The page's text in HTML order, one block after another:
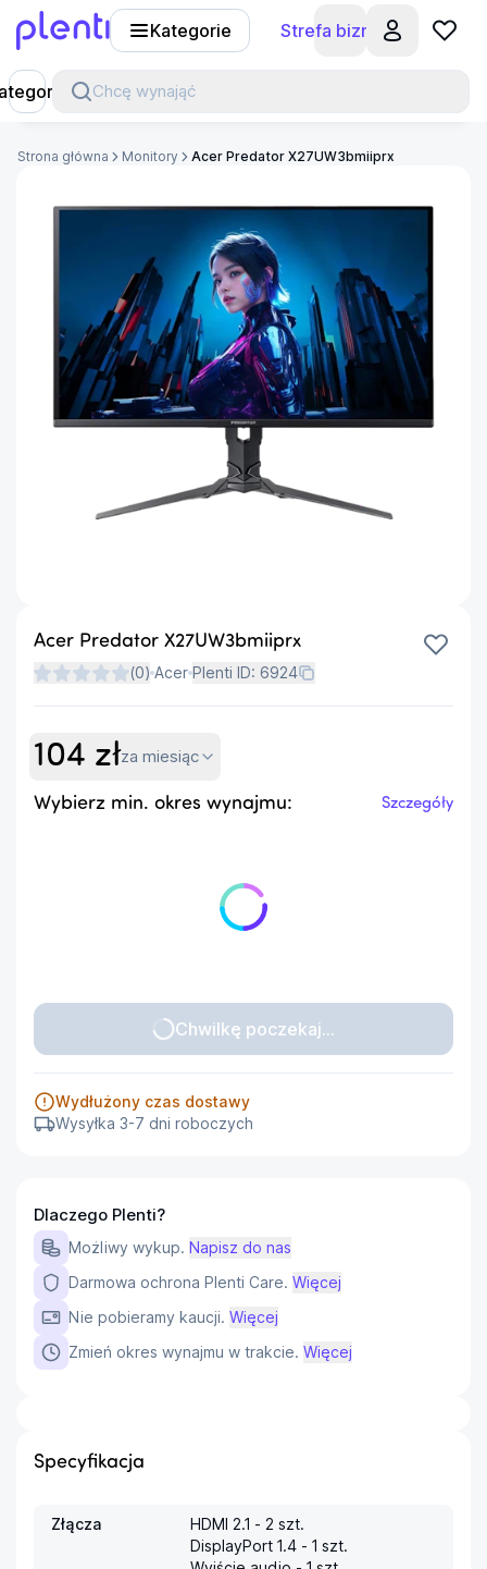
Kategorie Strefa biznesu
Chcę wynająć
Strona główna Monitory Acer Predator X27UW3bmiiprx
Acer Predator X27UW3bmiiprx
(0) Acer Plenti ID: 6924
104 złza miesiąc
Wybierz min. okres wynajmu: Szczegóły
Chwilkę poczekaj...
Wydłużony czas dostawy
Wysyłka 3-7 dni roboczych
Dlaczego Plenti?
Możliwy wykup. Napisz do nas
Darmowa ochrona Plenti Care. Więcej
Nie pobieramy kaucji. Więcej
Zmień okres wynajmu w trakcie. Więcej
Specyfikacja
Złącza
HDMI 2.1 - 2 szt.
DisplayPort 1.4 - 1 szt.